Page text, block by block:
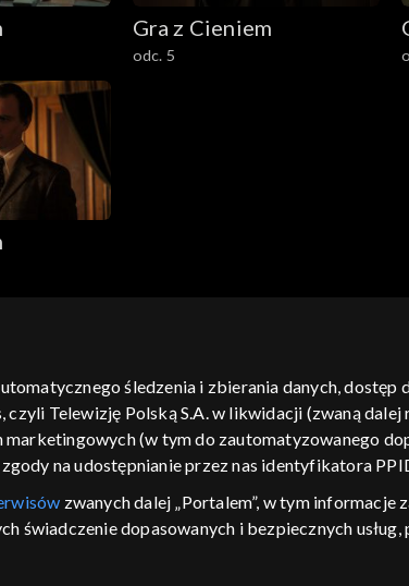
Gra z Cieniem
odc. 5
voucher dostępność informacje o
śledzenia i zbierania danych, dostęp
Telewizję Polską S.A. w likwidacji (zwaną dalej
marketingowych (w tym do zautomatyzowanego
na udostępnianie przez nas identyfikatora
zwanych dalej „Portalem”, w tym informacje
dopasowanych i bezpiecznych